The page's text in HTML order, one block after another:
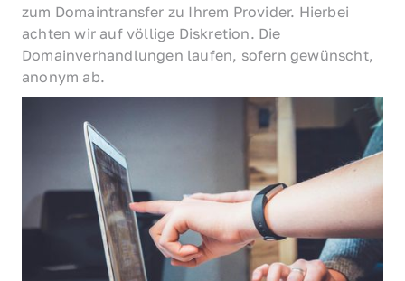
zum Domaintransfer zu Ihrem Provider. Hierbei
achten wir auf völlige Diskretion. Die
Domainverhandlungen laufen, sofern gewünscht,
anonym ab.